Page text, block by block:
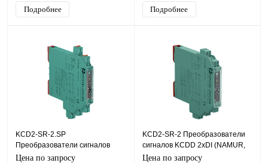
Подробнее Подробнее
KCD2-SR-2.SP
Преобразователи сигналов
KCD 2хDI (NAMUR, СК (сухой
Цена по запросу
KCD2-SR-2 Преобразователи
сигналов KCDD 2хDI (NAMUR,
СК (сухой контакт)), SIL2
Цена по запросу